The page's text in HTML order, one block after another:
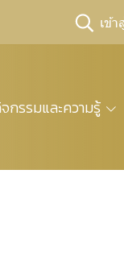
เข้า
กรรมและความรู้